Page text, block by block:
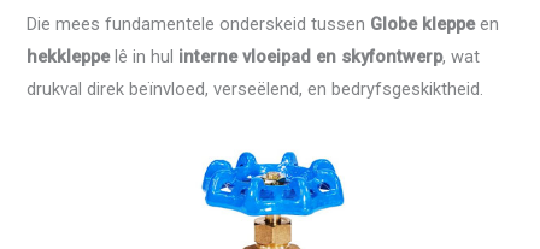
Die mees fundamentele onderskeid tussen Globe kleppeen
hekkleppelê in hul interne vloeipad en skyfontwerp, wat
drukval direk beïnvloed, verseëlend, en bedryfsgeskiktheid.